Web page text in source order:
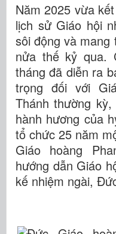
Năm 2025 vừa
lịch sử Giáo hội
sôi động và
nửa thế kỷ qua.
tháng đã diễn ra
trọng đối với
Thánh thường
hành hương của
tổ chức 25 năm
Giáo hoàng
hướng dẫn Giáo
kế nhiệm ngài,